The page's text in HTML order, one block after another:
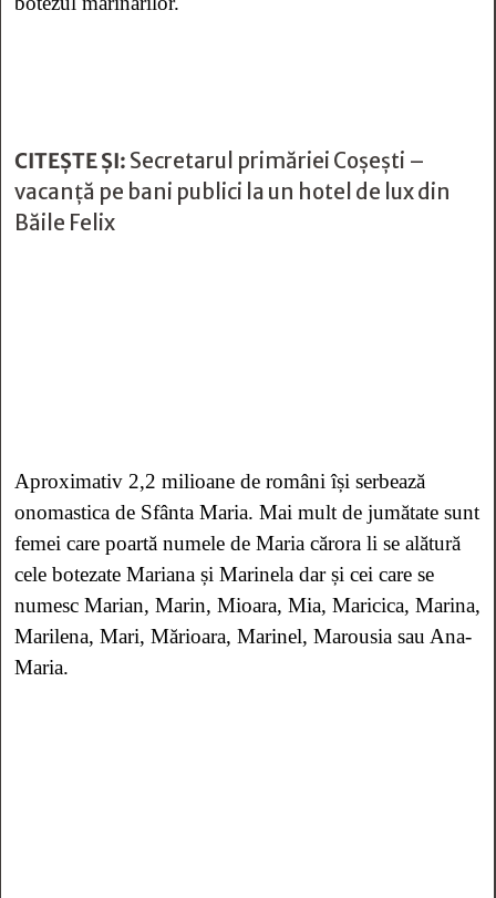
CITEȘTE ȘI: Secretarul primăriei Coșești –
vacanță pe bani publici la un hotel de lux din
Băile Felix
Aproximativ 2,2 milioane de români își serbează
onomastica de Sfânta Maria. Mai mult de jumătate sunt
femei care poartă numele de Maria cărora li se alătură
cele botezate Mariana și Marinela dar și cei care se
numesc Marian, Marin, Mioara, Mia, Maricica, Marina,
Marilena, Mari, Mărioara, Marinel, Marousia sau Ana-
Maria.